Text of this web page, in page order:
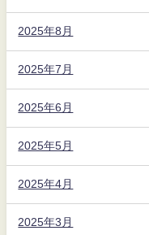
2025年8月
2025年7月
2025年6月
2025年5月
2025年4月
2025年3月